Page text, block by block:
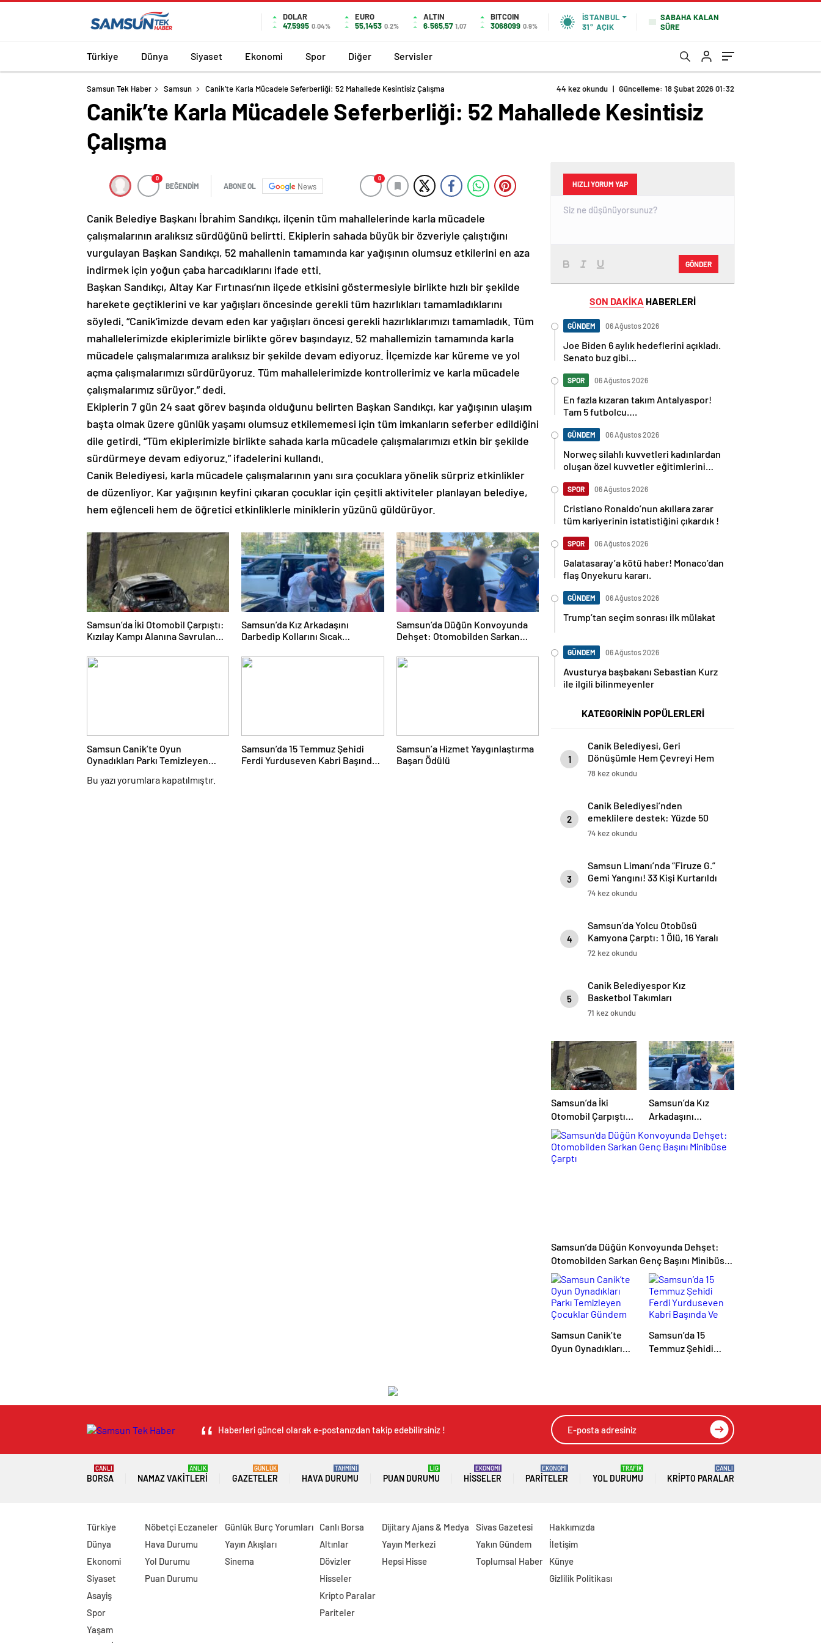
DOLAR
47,5995 0.04%
EURO
55,1453 0.2%
ALTIN
6.565,57 1,07
BITCOIN
3068099 0.9%
İSTANBUL
31° AÇIK
SABAHA KALAN
SÜRE
Türkiye Dünya Siyaset Ekonomi Spor Diğer Servisler
Samsun Tek Haber Samsun Canik’te Karla Mücadele Seferberliği: 52 Mahallede Kesintisiz Çalışma 44 kez okundu | Güncelleme: 18 Şubat 2026 01:32
Canik’te Karla Mücadele Seferberliği: 52 Mahallede Kesintisiz
Çalışma
0
BEĞENDİM ABONE OL News
0
Canik Belediye Başkanı İbrahim Sandıkçı, ilçenin tüm mahallelerinde karla mücadele
çalışmalarının aralıksız sürdüğünü belirtti. Ekiplerin sahada büyük bir özveriyle çalıştığını
vurgulayan Başkan Sandıkçı, 52 mahallenin tamamında kar yağışının olumsuz etkilerini en aza
indirmek için yoğun çaba harcadıklarını ifade etti.
Başkan Sandıkçı, Altay Kar Fırtınası’nın ilçede etkisini göstermesiyle birlikte hızlı bir şekilde
harekete geçtiklerini ve kar yağışları öncesinde gerekli tüm hazırlıkları tamamladıklarını
söyledi. “Canik’imizde devam eden kar yağışları öncesi gerekli hazırlıklarımızı tamamladık. Tüm
mahallelerimizde ekiplerimizle birlikte görev başındayız. 52 mahallemizin tamamında karla
mücadele çalışmalarımıza aralıksız bir şekilde devam ediyoruz. İlçemizde kar küreme ve yol
açma çalışmalarımızı sürdürüyoruz. Tüm mahallelerimizde kontrollerimiz ve karla mücadele
çalışmalarımız sürüyor.” dedi.
Ekiplerin 7 gün 24 saat görev başında olduğunu belirten Başkan Sandıkçı, kar yağışının ulaşım
başta olmak üzere günlük yaşamı olumsuz etkilememesi için tüm imkanların seferber edildiğini
dile getirdi. “Tüm ekiplerimizle birlikte sahada karla mücadele çalışmalarımızı etkin bir şekilde
sürdürmeye devam ediyoruz.” ifadelerini kullandı.
Canik Belediyesi, karla mücadele çalışmalarının yanı sıra çocuklara yönelik sürpriz etkinlikler
de düzenliyor. Kar yağışının keyfini çıkaran çocuklar için çeşitli aktiviteler planlayan belediye,
hem eğlenceli hem de öğretici etkinliklerle miniklerin yüzünü güldürüyor.
Samsun’da İki Otomobil Çarpıştı:
Kızılay Kampı Alanına Savrulan
Samsun’da Kız Arkadaşını
Darbedip Kollarını Sıcak
Şüpheli Gözaltında
Samsun’da Düğün Konvoyunda
Dehşet: Otomobilden Sarkan
Samsun Canik’te Oyun
Oynadıkları Parkı Temizleyen
Samsun’da 15 Temmuz Şehidi
Ferdi Yurduseven Kabri Başında
Samsun’a Hizmet Yaygınlaştırma
Başarı Ödülü
Bu yazı yorumlara kapatılmıştır.
HIZLI YORUM YAP
GÖNDER
SON DAKİKA HABERLERİ
GÜNDEM 06 Ağustos 2026
Joe Biden 6 aylık hedeflerini açıkladı.
Senato buz gibi…
SPOR 06 Ağustos 2026
En fazla kızaran takım Antalyaspor!
Tam 5 futbolcu….
GÜNDEM 06 Ağustos 2026
Norweç silahlı kuvvetleri kadınlardan
oluşan özel kuvvetler eğitimlerini
SPOR 06 Ağustos 2026
Cristiano Ronaldo’nun akıllara zarar
tüm kariyerinin istatistiğini çıkardık !
SPOR 06 Ağustos 2026
Galatasaray’a kötü haber! Monaco’dan
flaş Onyekuru kararı.
GÜNDEM 06 Ağustos 2026
Trump’tan seçim sonrası ilk mülakat
GÜNDEM 06 Ağustos 2026
Avusturya başbakanı Sebastian Kurz
ile ilgili bilinmeyenler
KATEGORİNİN POPÜLERLERİ
1
Canik Belediyesi, Geri
Dönüşümle Hem Çevreyi Hem
Ekonomiyi Koruyor
78 kez okundu
2
Canik Belediyesi’nden
emeklilere destek: Yüzde 50
indirim
74 kez okundu
3
Samsun Limanı’nda “Firuze G.”
Gemi Yangını! 33 Kişi Kurtarıldı
74 kez okundu
4
Samsun’da Yolcu Otobüsü
Kamyona Çarptı: 1 Ölü, 16 Yaralı
72 kez okundu
5
Canik Belediyespor Kız
Basketbol Takımları
Şampiyonluklara Doymuyor! 3
71 kez okundu
Samsun’da İki
Otomobil Çarpıştı:
Kızılay Kampı
Alanına Savrulan
Araçtaki 1 Kişi
Samsun’da Kız
Arkadaşını
Darbedip Kollarını
Sıcak Kepçeyle
Yaktığı İddia Edilen
Samsun’da Düğün Konvoyunda Dehşet:
Otomobilden Sarkan Genç Başını Minibüse
Çarptı
Samsun Canik’te
Oyun Oynadıkları
Samsun’da 15
Temmuz Şehidi
Haberleri güncel olarak e-postanızdan takip edebilirsiniz !
BORSA
CANLI
NAMAZ VAKITLERI
ANLIK
GAZETELER
GÜNLÜK
HAVA DURUMU
TAHMİNİ
PUAN DURUMU
LİG
HISSELER
EKONOMİ
PARITELER
EKONOMİ
YOL DURUMU
TRAFİK
KRIPTO PARALAR
CANLI
Türkiye
Dünya
Ekonomi
Siyaset
Asayiş
Spor
Yaşam
Nöbetçi Eczaneler
Hava Durumu
Yol Durumu
Puan Durumu
Günlük Burç Yorumları
Yayın Akışları
Sinema
Canlı Borsa
Altınlar
Dövizler
Hisseler
Kripto Paralar
Pariteler
Dijitary Ajans & Medya
Yayın Merkezi
Hepsi Hisse
Sivas Gazetesi
Yakın Gündem
Toplumsal Haber
Hakkımızda
İletişim
Künye
Gizlilik Politikası